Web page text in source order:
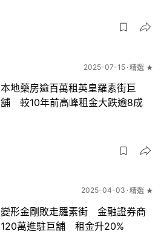
2025-07-15 精選 ★
本地藥房逾百萬租英皇羅素街巨
舖 較10年前高峰租金大跌逾8成
2025-04-03 精選 ★
變形金剛敗走羅素街 金融證券商
120萬進駐巨舖 租金升20%